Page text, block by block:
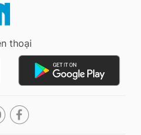
thoại